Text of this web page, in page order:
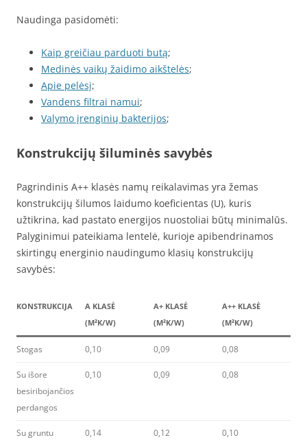
Naudinga pasidomėti:
Kaip greičiau parduoti butą;
Medinės vaikų žaidimo aikštelės;
Apie pelėsį;
Vandens filtrai namui;
Valymo įrenginių bakterijos;
Konstrukcijų šiluminės savybės
Pagrindinis A++ klasės namų reikalavimas yra žemas
konstrukcijų šilumos laidumo koeficientas (U), kuris
užtikrina, kad pastato energijos nuostoliai būtų minimalūs.
Palyginimui pateikiama lentelė, kurioje apibendrinamos
skirtingų energinio naudingumo klasių konstrukcijų
savybės:
KONSTRUKCIJA
A KLASĖ
(M²K/W)
A+ KLASĖ
(M²K/W)
A++ KLASĖ
(M²K/W)
Stogas 0,10 0,09 0,08
Su išore
besiribojančios
perdangos
0,10 0,09 0,08
Su gruntu
0,14 0,12 0,10